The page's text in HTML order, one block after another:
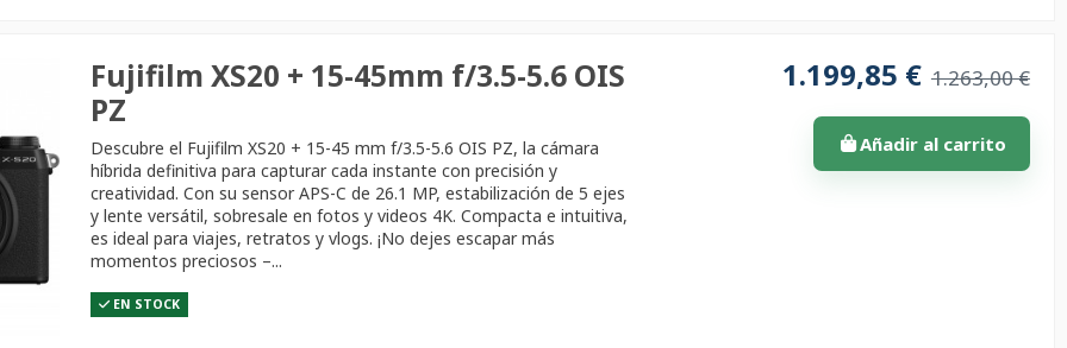
Fujifilm XS20 + 15-45mm f/3.5-5.6 OIS
PZ
Descubre el Fujifilm XS20 + 15-45 mm f/3.5-5.6 OIS PZ, la cámara
híbrida definitiva para capturar cada instante con precisión y
creatividad. Con su sensor APS-C de 26.1 MP, estabilización de 5 ejes
y lente versátil, sobresale en fotos y videos 4K. Compacta e intuitiva,
es ideal para viajes, retratos y vlogs. ¡No dejes escapar más
momentos preciosos –...
EN STOCK
1.199,85 € 1.263,00 €
Añadir al carrito